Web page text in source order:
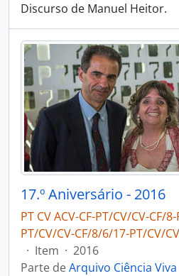
Discurso de Manuel Heitor.
17.º Aniversário - 2016
PT CV ACV-CF-PT/CV/CV-CF/
PT/CV/CV-CF/8/6/17-PT/CV/
· Item · 2016
Parte deArquivo Ciência Viva